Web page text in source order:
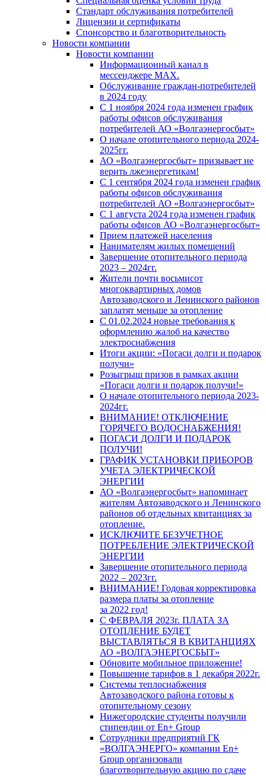
Стандарт обслуживания потребителей
Лицензии и сертификаты
Спонсорство и благотворительность
Новости компании
Новости компании
Информационный канал в
мессенджере MAX.
Обслуживание граждан-потребителей
в 2024 году
С 1 ноября 2024 года изменен график
работы офисов обслуживания
потребителей АО «Волгаэнергосбыт»
О начале отопительного периода 2024-
2025гг.
АО «Волгаэнергосбыт» призывает не
верить лжеэнергетикам!
С 1 сентября 2024 года изменен график
работы офисов обслуживания
потребителей АО «Волгаэнергосбыт»
С 1 августа 2024 года изменен график
работы офисов АО «Волгаэнергосбыт»
Прием платежей населения
Нанимателям жилых помещений
Завершение отопительного периода
2023 – 2024гг.
Жители почти восьмисот
многоквартирных домов
Автозаводского и Ленинского районов
заплатят меньше за отопление
С 01.02.2024 новые требования к
оформлению жалоб на качество
электроснабжения
Итоги акции: «Погаси долги и подарок
получи»
Розыгрыш призов в рамках акции
«Погаси долги и подарок получи!»
О начале отопительного периода 2023-
2024гг.
ВНИМАНИЕ! ОТКЛЮЧЕНИЕ
ГОРЯЧЕГО ВОДОСНАБЖЕНИЯ!
ПОГАСИ ДОЛГИ И ПОДАРОК
ПОЛУЧИ!
ГРАФИК УСТАНОВКИ ПРИБОРОВ
УЧЕТА ЭЛЕКТРИЧЕСКОЙ
ЭНЕРГИИ
АО «Волгаэнергосбыт» напоминает
жителям Автозаводского и Ленинского
районов об отдельных квитанциях за
отопление.
ИСКЛЮЧИТЕ БЕЗУЧЕТНОЕ
ПОТРЕБЛЕНИЕ ЭЛЕКТРИЧЕСКОЙ
ЭНЕРГИИ
Завершение отопительного периода
2022 – 2023гг.
ВНИМАНИЕ! Годовая корректировка
размера платы за отопление
за 2022 год!
С ФЕВРАЛЯ 2023г. ПЛАТА ЗА
ОТОПЛЕНИЕ БУДЕТ
ВЫСТАВЛЯТЬСЯ В КВИТАНЦИЯХ
АО «ВОЛГАЭНЕРГОСБЫТ»
Обновите мобильное приложение!
Повышение тарифов в 1 декабря 2022г.
Системы теплоснабжения
Автозаводского района готовы к
отопительному сезону
Нижегородские студенты получили
стипендии от En+ Group
Сотрудники предприятий ГК
«ВОЛГАЭНЕРГО» компании En+
Group организовали
благотворительную акцию по сдаче